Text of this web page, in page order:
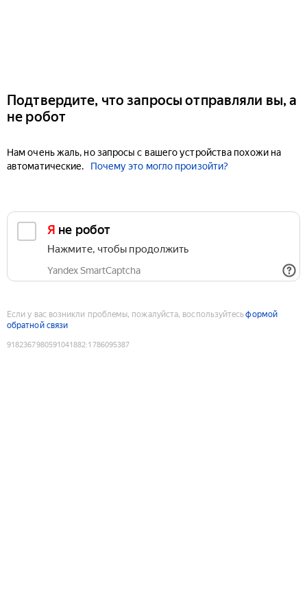
Подтвердите, что запросы отправляли вы, а
не робот
Нам очень жаль, но запросы с вашего устройства похожи на
автоматические.
Почему это могло произойти?
Я не робот
Нажмите, чтобы продолжить
Yandex SmartCaptcha
Если у вас возникли проблемы, пожалуйста, воспользуйтесьформой
обратной связи
9182367980591041882:1786095387